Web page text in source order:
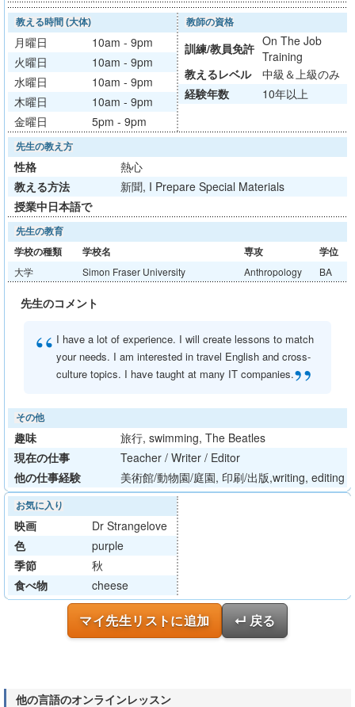
教える時間 (大体)
月曜日
10am - 9pm
火曜日
10am - 9pm
水曜日
10am - 9pm
木曜日
10am - 9pm
金曜日
5pm - 9pm
教師の資格
訓練/教員免許 On The Job
Training
教えるレベル
中級＆上級のみ
経験年数
10年以上
先生の教え方
性格
熱心
教える方法
新聞, I Prepare Special Materials
授業中日本語で
先生の教育
学校の種類 学校名 専攻 学位
大学 Simon Fraser University Anthropology BA
先生のコメント
“ I have a lot of experience. I will create lessons to match
your needs. I am interested in travel English and cross-
culture topics. I have taught at many IT companies.”
その他
趣味
旅行, swimming, The Beatles
現在の仕事
Teacher / Writer / Editor
他の仕事経験
美術館/動物園/庭園, 印刷/出版,writing, editing
お気に入り
映画
Dr Strangelove
色
purple
季節
秋
食べ物
cheese
マイ先生リストに追加 ↵ 戻る
他の言語のオンラインレッスン